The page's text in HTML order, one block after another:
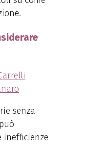
senza
inefficienze